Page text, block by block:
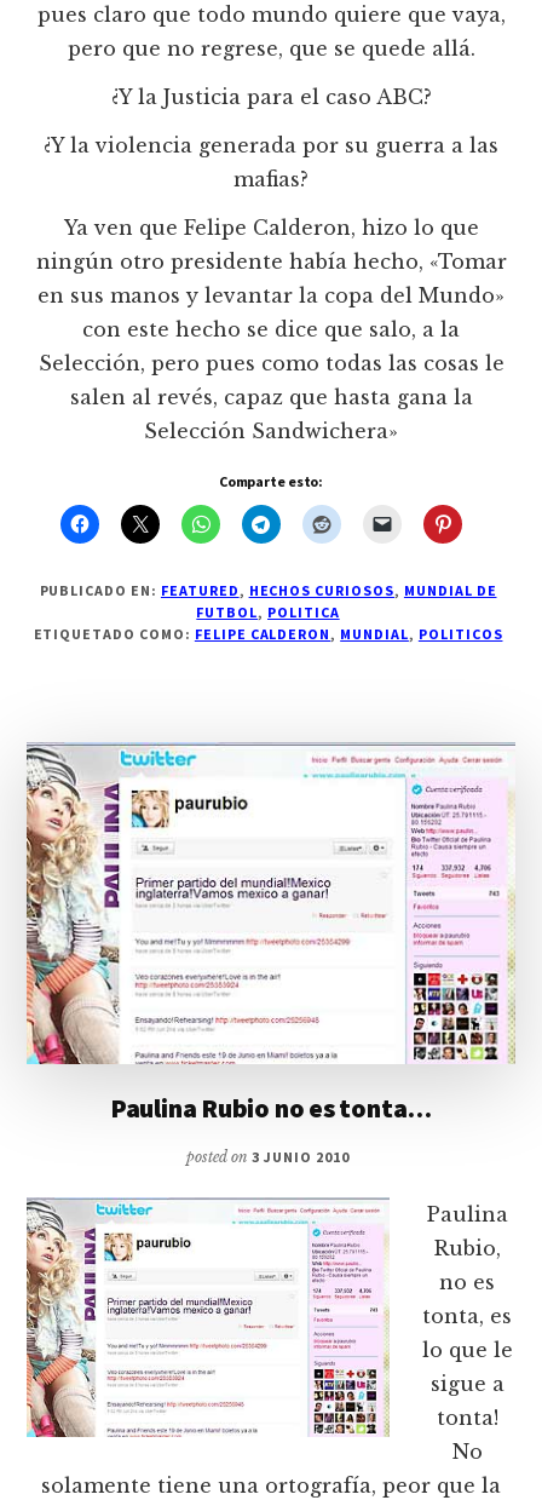
pues claro que todo mundo quiere que vaya,
pero que no regrese, que se quede allá.
¿Y la Justicia para el caso ABC?
¿Y la violencia generada por su guerra a las
mafias?
Ya ven que Felipe Calderon, hizo lo que
ningún otro presidente había hecho, «Tomar
en sus manos y levantar la copa del Mundo»
con este hecho se dice que salo, a la
Selección, pero pues como todas las cosas le
salen al revés, capaz que hasta gana la
Selección Sandwichera»
Comparte esto:
PUBLICADO EN: FEATURED, HECHOS CURIOSOS, MUNDIAL DE
FUTBOL, POLITICA
ETIQUETADO COMO: FELIPE CALDERON, MUNDIAL, POLITICOS
Paulina Rubio no es tonta…
posted on3 JUNIO 2010
Paulina
Rubio,
no es
tonta, es
lo que le
sigue a
tonta!
No
solamente tiene una ortografía, peor que la